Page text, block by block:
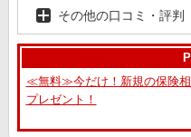
その他の口コミ・評判
≪無料≫今だけ！新規の保険
プレゼント！